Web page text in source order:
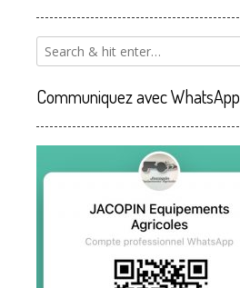
Communiquez avec WhatsApp